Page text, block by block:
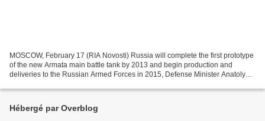
MOSCOW, February 17 (RIA Novosti) Russia will complete the first prototype
of the new Armata main battle tank by 2013 and begin production and
deliveries to the Russian Armed Forces in 2015, Defense Minister Anatoly
Hébergé par Overblog